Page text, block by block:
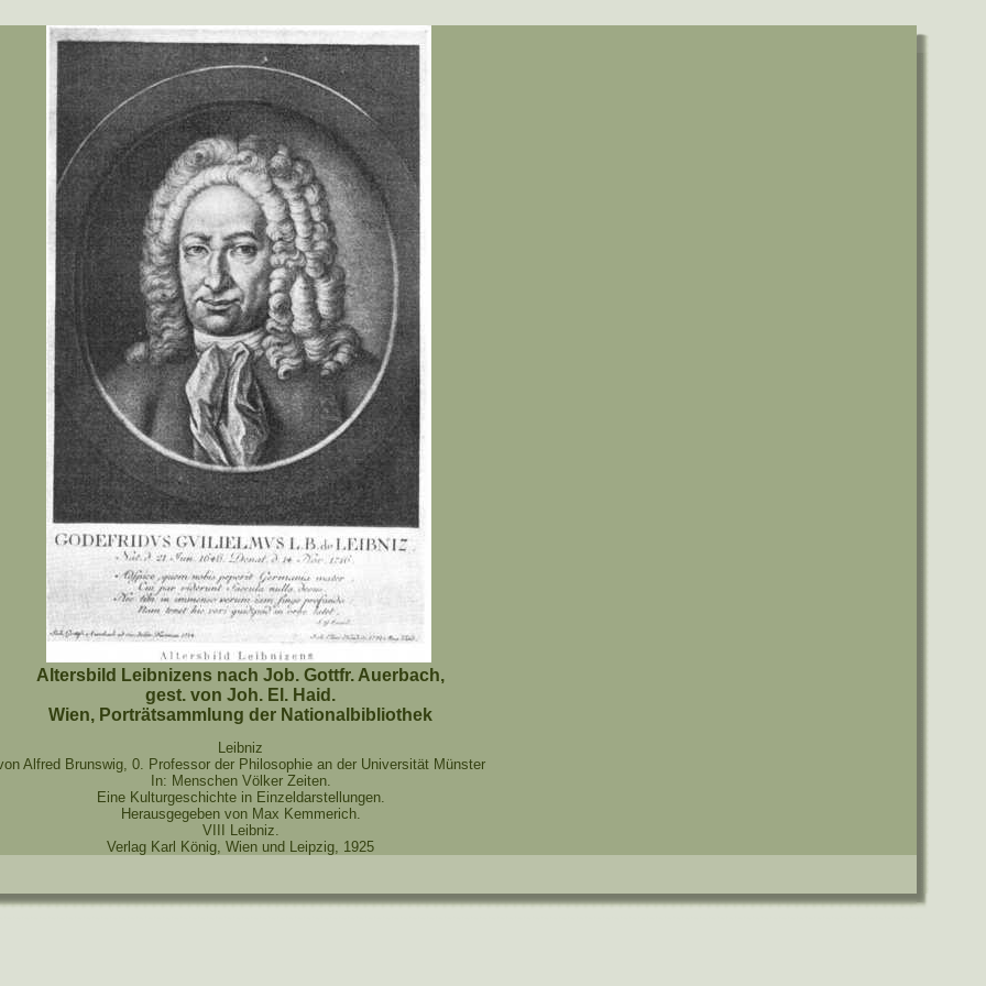
Altersbild Leibnizens nach Job. Gottfr. Auerbach,
gest. von Joh. El. Haid.
Wien, Porträtsammlung der Nationalbibliothek
Leibniz
Alfred Brunswig, 0. Professor der Philosophie an der Universität Münster
In: Menschen Völker Zeiten.
Eine Kulturgeschichte in Einzeldarstellungen.
Herausgegeben von Max Kemmerich.
VIII Leibniz.
Verlag Karl König, Wien und Leipzig, 1925